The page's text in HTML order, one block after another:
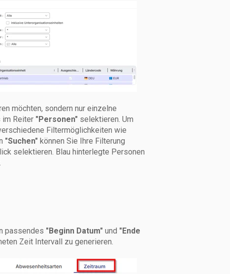
möchten, sondern nur einzelne
im Reiter "Personen" selektieren. Um
Filtermöglichkeiten wie
"Suchen" können Sie Ihre Filterung
selektieren. Blau hinterlegte Personen
passendes "Beginn Datum" und "Ende
Zeit Intervall zu generieren.